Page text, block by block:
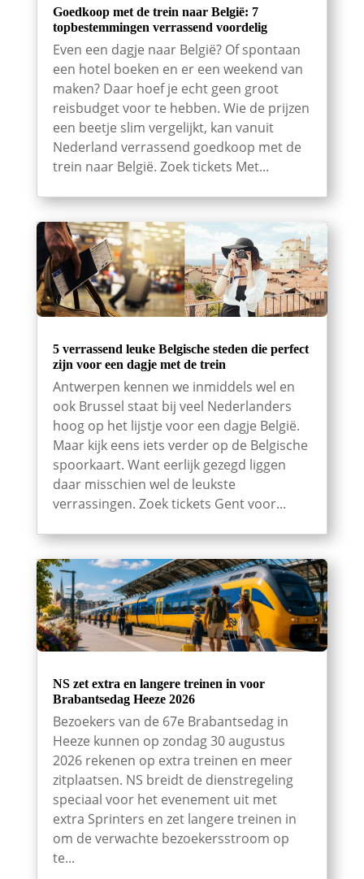
Goedkoop met de trein naar België: 7
topbestemmingen verrassend voordelig
Even een dagje naar België? Of spontaan
een hotel boeken en er een weekend van
maken? Daar hoef je echt geen groot
reisbudget voor te hebben. Wie de prijzen
een beetje slim vergelijkt, kan vanuit
Nederland verrassend goedkoop met de
trein naar België. Zoek tickets Met...
5 verrassend leuke Belgische steden die perfect
zijn voor een dagje met de trein
Antwerpen kennen we inmiddels wel en
ook Brussel staat bij veel Nederlanders
hoog op het lijstje voor een dagje België.
Maar kijk eens iets verder op de Belgische
spoorkaart. Want eerlijk gezegd liggen
daar misschien wel de leukste
verrassingen. Zoek tickets Gent voor...
NS zet extra en langere treinen in voor
Brabantsedag Heeze 2026
Bezoekers van de 67e Brabantsedag in
Heeze kunnen op zondag 30 augustus
2026 rekenen op extra treinen en meer
zitplaatsen. NS breidt de dienstregeling
speciaal voor het evenement uit met
extra Sprinters en zet langere treinen in
om de verwachte bezoekersstroom op
te...